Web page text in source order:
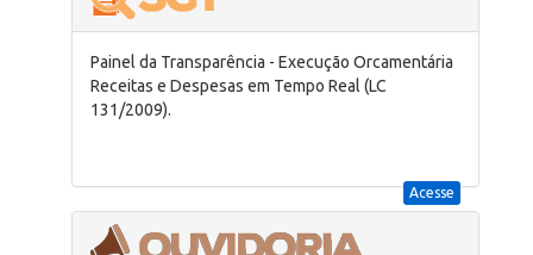
Painel da Transparência - Execução Orcamentária
Receitas e Despesas em Tempo Real (LC
131/2009).
Acesse